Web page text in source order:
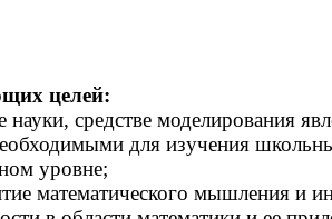
целей:
средстве моделирования
для изучения
уровне;
математического мышления и